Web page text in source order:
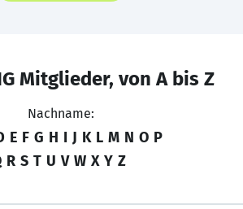
Mitglieder, von A bis Z
Nachname:
E F G H I J K L M N O P
R S T U V W X Y Z